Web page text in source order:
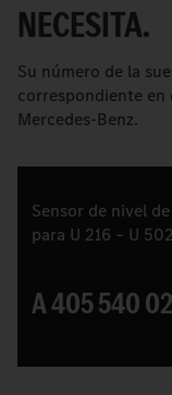
NECESITA.
Su número de la
correspondiente en
Mercedes-Benz.
Sensor de nivel
para U 216 – U
A 405 540